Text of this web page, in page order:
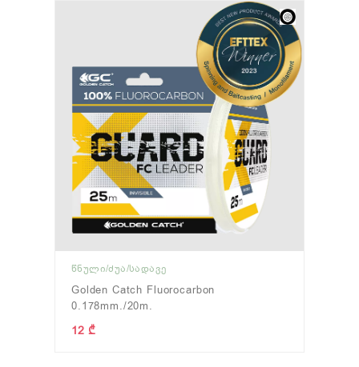
ᲬᲜᲣᲚᲘ/ᲫᲣᲐ/ᲡᲐᲓᲐᲕᲔ
Golden Catch Fluorocarbon
0.178mm./20m.
12 ₾